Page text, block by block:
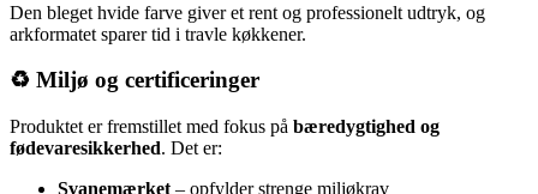
Den bleget hvide farve giver et rent og professionelt udtryk, og
arkformatet sparer tid i travle køkkener.
♻️ Miljø og certificeringer
Produktet er fremstillet med fokus på bæredygtighed og
fødevaresikkerhed. Det er:
Svanemærket – opfylder strenge miljøkrav